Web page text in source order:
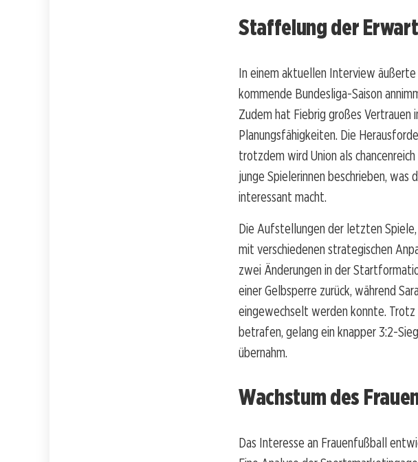
Staffelung der
In einem aktuellen Interview
kommende Bundesliga-Saison
Zudem hat Fiebrig großes
Planungsfähigkeiten. Die
trotzdem wird Union als
junge Spielerinnen beschrieben,
interessant macht.
Die Aufstellungen der letzten Spiele,
mit verschiedenen strategischen
zwei Änderungen in der
einer Gelbsperre zurück, während
eingewechselt werden konnte. Trotz
betrafen, gelang ein knapper 3:2-
übernahm.
Wachstum des
Das Interesse an Frauenfußball